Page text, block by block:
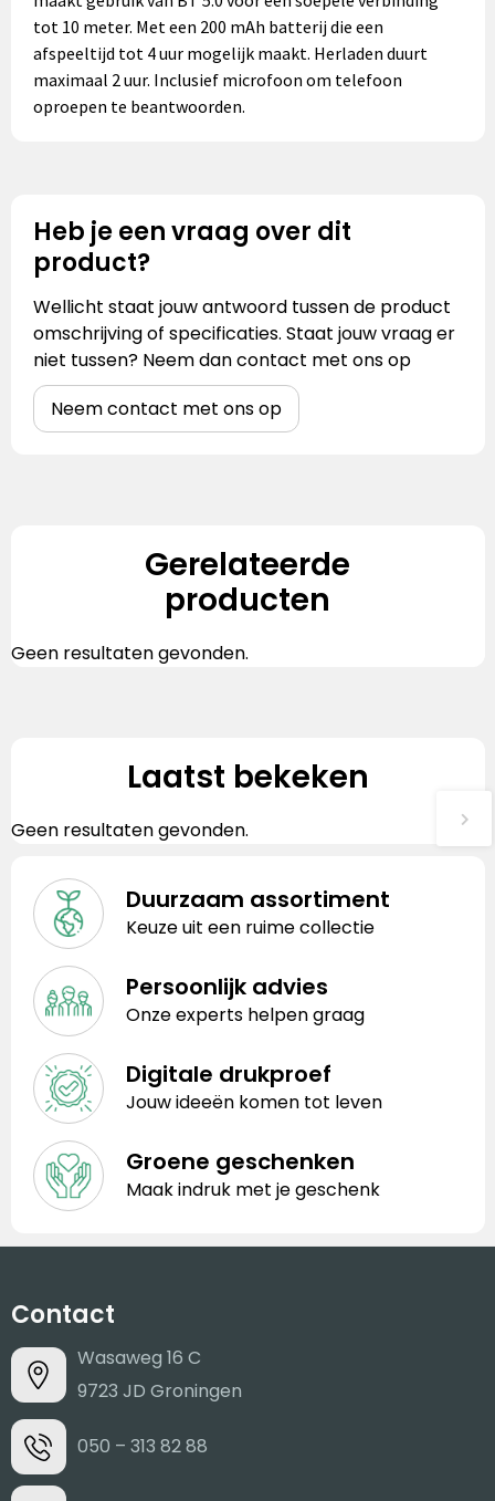
tot 10 meter. Met een 200 mAh batterij die een
afspeeltijd tot 4 uur mogelijk maakt. Herladen duurt
maximaal 2 uur. Inclusief microfoon om telefoon
oproepen te beantwoorden.
Heb je een vraag over dit
product?
Wellicht staat jouw antwoord tussen de product
omschrijving of specificaties. Staat jouw vraag er
niet tussen? Neem dan contact met ons op
Neem contact met ons op
Gerelateerde
producten
Geen resultaten gevonden.
Laatst bekeken
Geen resultaten gevonden.
Duurzaam assortiment
Keuze uit een ruime collectie
Persoonlijk advies
Onze experts helpen graag
Digitale drukproef
Jouw ideeën komen tot leven
Groene geschenken
Maak indruk met je geschenk
Contact
Wasaweg 16 C
9723 JD Groningen
050 – 313 82 88